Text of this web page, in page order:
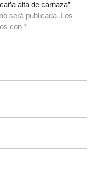
alta de carnaza”
será publicada. Los
con *